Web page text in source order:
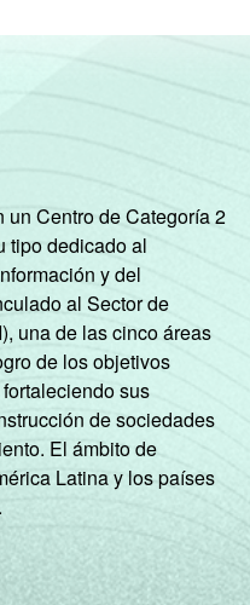
71
três meses em
entrevista.
Cada item
apenas aos
"sim". Dados
de 2012 e fevereiro
margens de erros para
a fev/2013
un Centro de Categoría 2
tipo dedicado al
y del
al Sector de
una de las cinco áreas
de los objetivos
sus
de sociedades
El ámbito de
Latina y los países